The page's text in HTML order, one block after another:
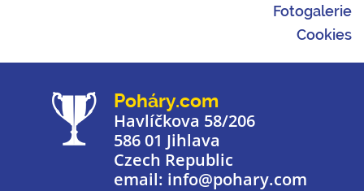
Fotogalerie
Cookies
Poháry.com
Havlíčkova 58/206
586 01 Jihlava
Czech Republic
email: info@pohary.com